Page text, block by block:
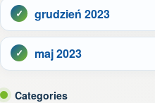
grudzień 2023
maj 2023
Categories